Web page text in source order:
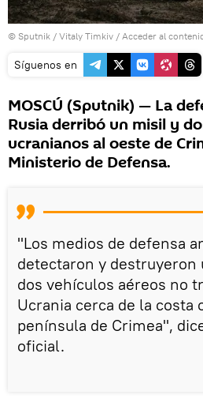
© Sputnik / Vitaly Timkiv / Acceder al
Síguenos en
MOSCÚ (Sputnik) — La
Rusia derribó un misil y
ucranianos al oeste de
Ministerio de Defensa.
"Los medios de defensa
detectaron y destruyeron
dos vehículos aéreos no
Ucrania cerca de la costa
península de Crimea",
oficial.